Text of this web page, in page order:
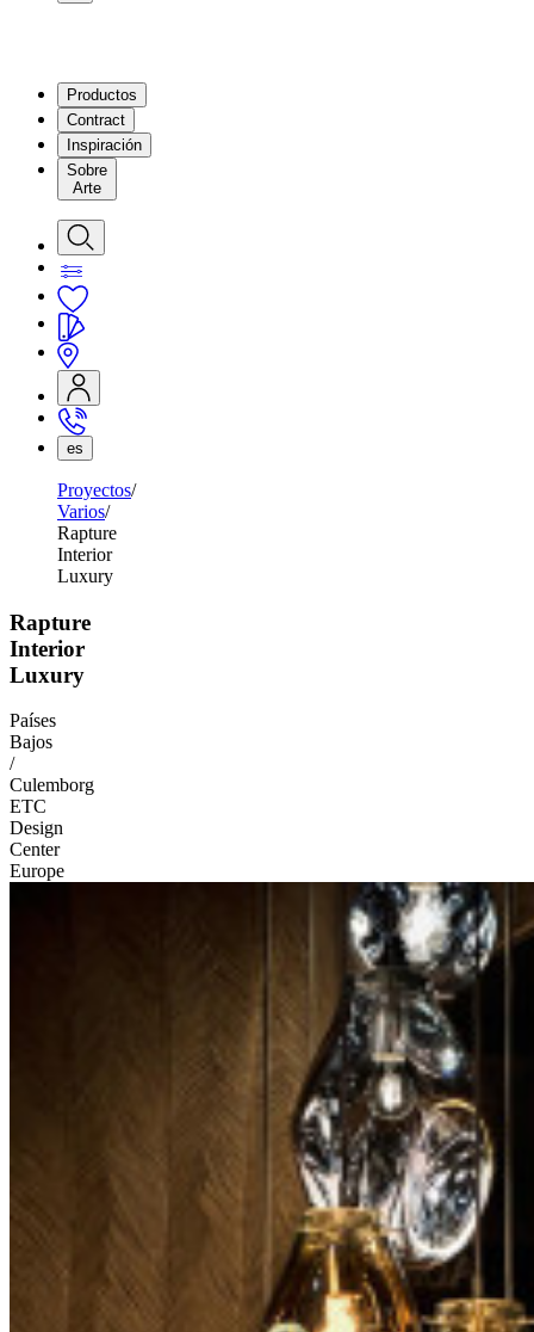
Productos
Contract
Inspiración
Sobre
Arte
es
Proyectos
Varios
Rapture
Interior
Luxury
Rapture
Interior
Luxury
Países
Bajos
/
Culemborg
ETC
Design
Center
Europe